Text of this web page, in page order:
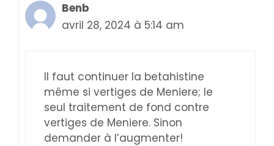
Benb
avril 28, 2024 à 5:14 am
Il faut continuer la betahistine
même si vertiges de Meniere; le
seul traitement de fond contre
vertiges de Meniere. Sinon
demander à l’augmenter!